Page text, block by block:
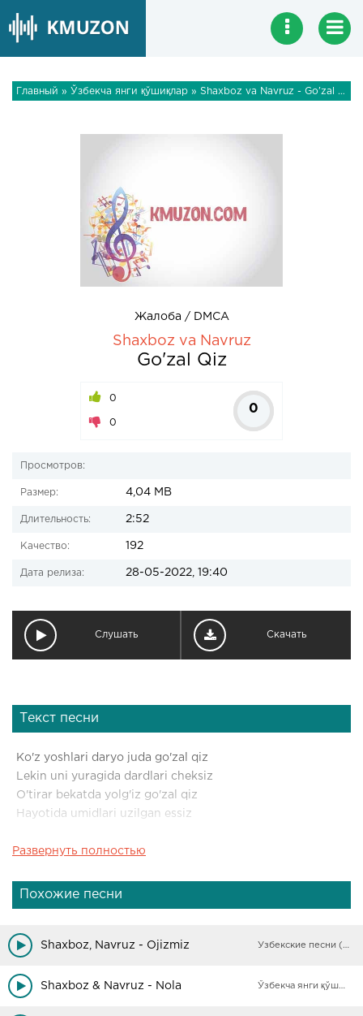
Главный » Ўзбекча янги қўшиқлар » Shaxboz va Navruz - Go'zal Qiz
Жалоба / DMCA
Shaxboz va Navruz
Go'zal Qiz
0
0
0
Просмотров:
Размер: 4,04 MB
Длительность: 2:52
Качество: 192
Дата релиза: 28-05-2022, 19:40
Слушать Скачать
Текст песни
Ko'z yoshlari daryo juda go'zal qiz
Lekin uni yuragida dardlari cheksiz
O'tirar bekatda yolg'iz go'zal qiz
Hayotida umidlari uzilgan essiz
O go'zal qiz
Bo'ldi bo'ldi bo'ldi
O go'zal qiz
Yoshing dunyoga to'ldi
Развернуть полностью
Похожие песни
Shaxboz, Navruz - Ojizmiz Узбекские песни (Архив)
Shaxboz & Navruz - Nola Ўзбекча янги қўшиқлар